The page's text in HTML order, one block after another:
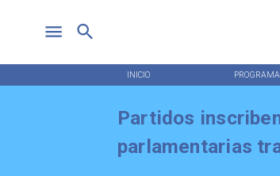
INICIO
Partidos
parlamentarias